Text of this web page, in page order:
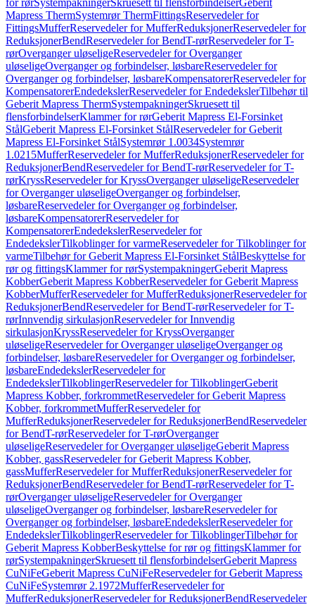
for rørSystempakningerSkruesett til flensforbindelserGeberit
Mapress ThermSystemrør ThermFittingsReservedeler for
FittingsMufferReservedeler for MufferReduksjonerReservedeler for
ReduksjonerBendReservedeler for BendT-rørReservedeler for T-
rørOverganger uløseligeReservedeler for Overganger
uløseligeOverganger og forbindelser, løsbareReservedeler for
Overganger og forbindelser, løsbareKompensatorerReservedeler for
KompensatorerEndedekslerReservedeler for EndedekslerTilbehør til
Geberit Mapress ThermSystempakningerSkruesett til
flensforbindelserKlammer for rørGeberit Mapress El-Forsinket
StålGeberit Mapress El-Forsinket StålReservedeler for Geberit
Mapress El-Forsinket StålSystemrør 1.0034Systemrør
1.0215MufferReservedeler for MufferReduksjonerReservedeler for
ReduksjonerBendReservedeler for BendT-rørReservedeler for T-
rørKryssReservedeler for KryssOverganger uløseligeReservedeler
for Overganger uløseligeOverganger og forbindelser,
løsbareReservedeler for Overganger og forbindelser,
løsbareKompensatorerReservedeler for
KompensatorerEndedekslerReservedeler for
EndedekslerTilkoblinger for varmeReservedeler for Tilkoblinger for
varmeTilbehør for Geberit Mapress El-Forsinket StålBeskyttelse for
rør og fittingsKlammer for rørSystempakningerGeberit Mapress
KobberGeberit Mapress KobberReservedeler for Geberit Mapress
KobberMufferReservedeler for MufferReduksjonerReservedeler for
ReduksjonerBendReservedeler for BendT-rørReservedeler for T-
rørInnvendig sirkulasjonReservedeler for Innvendig
sirkulasjonKryssReservedeler for KryssOverganger
uløseligeReservedeler for Overganger uløseligeOverganger og
forbindelser, løsbareReservedeler for Overganger og forbindelser,
løsbareEndedekslerReservedeler for
EndedekslerTilkoblingerReservedeler for TilkoblingerGeberit
Mapress Kobber, forkrommetReservedeler for Geberit Mapress
Kobber, forkrommetMufferReservedeler for
MufferReduksjonerReservedeler for ReduksjonerBendReservedeler
for BendT-rørReservedeler for T-rørOverganger
uløseligeReservedeler for Overganger uløseligeGeberit Mapress
Kobber, gassReservedeler for Geberit Mapress Kobber,
gassMufferReservedeler for MufferReduksjonerReservedeler for
ReduksjonerBendReservedeler for BendT-rørReservedeler for T-
rørOverganger uløseligeReservedeler for Overganger
uløseligeOverganger og forbindelser, løsbareReservedeler for
Overganger og forbindelser, løsbareEndedekslerReservedeler for
EndedekslerTilkoblingerReservedeler for TilkoblingerTilbehør for
Geberit Mapress KobberBeskyttelse for rør og fittingsKlammer for
rørSystempakningerSkruesett til flensforbindelserGeberit Mapress
CuNiFeGeberit Mapress CuNiFeReservedeler for Geberit Mapress
CuNiFeSystemrør 2.1972MufferReservedeler for
MufferReduksjonerReservedeler for ReduksjonerBendReservedeler